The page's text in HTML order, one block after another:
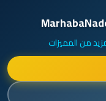
من المميزات
المزيد حول هذا الإعلان